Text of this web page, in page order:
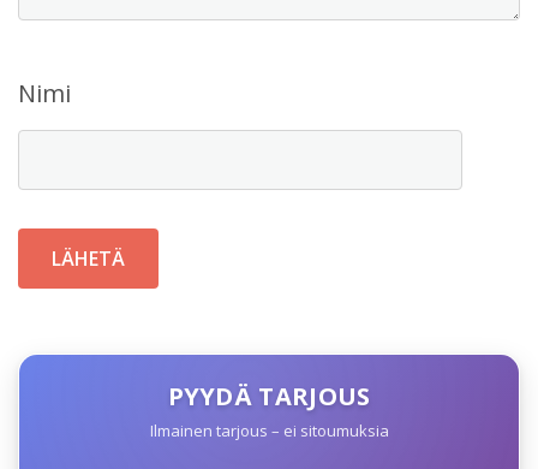
Nimi
PYYDÄ TARJOUS
Ilmainen tarjous – ei sitoumuksia